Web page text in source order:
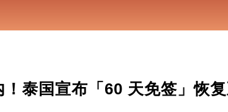
泰国宣布「60 天免签」恢